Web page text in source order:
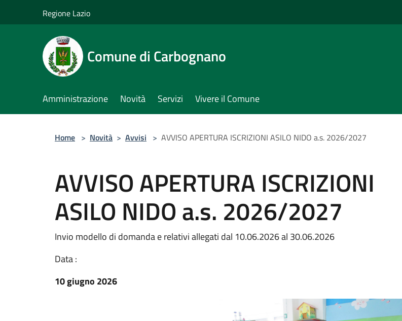
Regione Lazio
Comune di Carbognano
Amministrazione Novità Servizi Vivere il Comune
Home > Novità > Avvisi > AVVISO APERTURA ISCRIZIONI ASILO NIDO a.s. 2026/2027
AVVISO APERTURA ISCRIZIONI
ASILO NIDO a.s. 2026/2027
Invio modello di domanda e relativi allegati dal 10.06.2026 al 30.06.2026
Data :
10 giugno 2026